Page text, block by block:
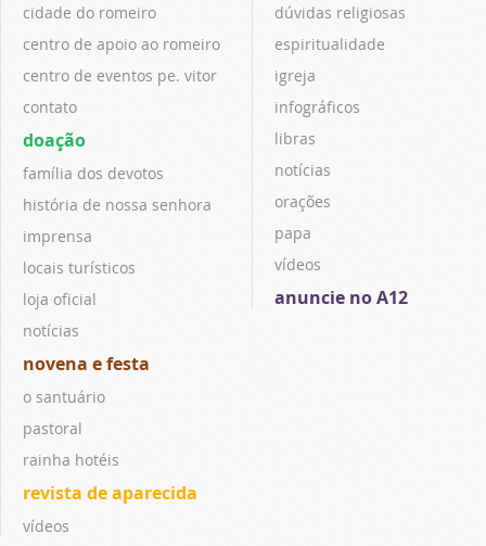
cidade do romeiro
centro de apoio ao romeiro
centro de eventos pe. vitor
contato
doação
família dos devotos
história de nossa senhora
imprensa
locais turísticos
loja oficial
notícias
novena e festa
o santuário
pastoral
rainha hotéis
revista de aparecida
vídeos
dúvidas religiosas
espiritualidade
igreja
infográficos
libras
notícias
orações
papa
vídeos
anuncie no A12